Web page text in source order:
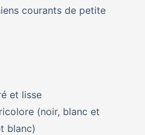
courants de petite
et lisse
(noir, blanc et
blanc)